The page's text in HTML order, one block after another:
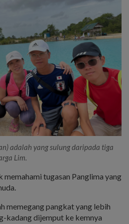
adalah yang sulung daripada tiga
Lim.
memahami tugasan Panglima yang
memegang pangkat yang lebih
kadang dijemput ke kemnya